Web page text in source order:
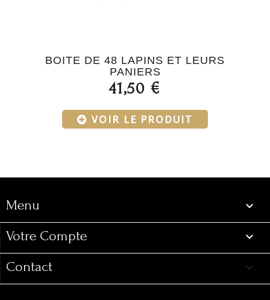
BOITE DE 48 LAPINS ET LEURS
PANIERS
41,50 €
VOIR LE PRODUIT
Menu
Menu 
Votre Compte 
Contact keyboard_arrow_down